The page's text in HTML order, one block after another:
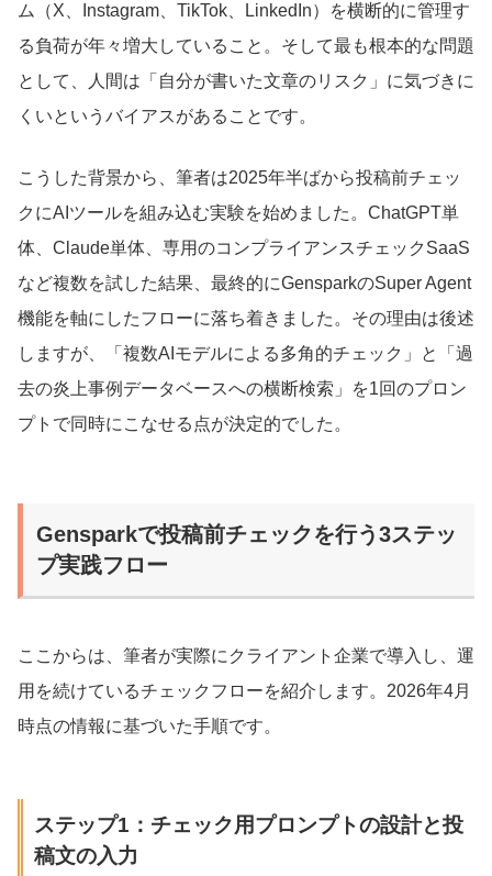
ム（X、Instagram、TikTok、LinkedIn）を横断的に管理す
る負荷が年々増大していること。そして最も根本的な問題
として、人間は「自分が書いた文章のリスク」に気づきに
くいというバイアスがあることです。
こうした背景から、筆者は2025年半ばから投稿前チェッ
クにAIツールを組み込む実験を始めました。ChatGPT単
体、Claude単体、専用のコンプライアンスチェックSaaS
など複数を試した結果、最終的にGensparkのSuper Agent
機能を軸にしたフローに落ち着きました。その理由は後述
しますが、「複数AIモデルによる多角的チェック」と「過
去の炎上事例データベースへの横断検索」を1回のプロン
プトで同時にこなせる点が決定的でした。
Gensparkで投稿前チェックを行う3ステッ
プ実践フロー
ここからは、筆者が実際にクライアント企業で導入し、運
用を続けているチェックフローを紹介します。2026年4月
時点の情報に基づいた手順です。
ステップ1：チェック用プロンプトの設計と投
稿文の入力